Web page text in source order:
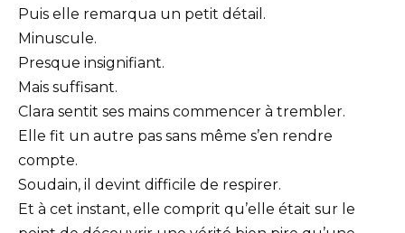
Puis elle remarqua un petit détail.
Minuscule.
Presque insignifiant.
Mais suffisant.
Clara sentit ses mains commencer à trembler.
Elle fit un autre pas sans même s’en rendre
compte.
Soudain, il devint difficile de respirer.
Et à cet instant, elle comprit qu’elle était sur le